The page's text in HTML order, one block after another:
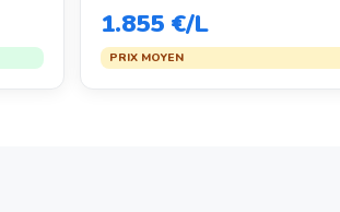
1.855 €/L
PRIX MOYEN